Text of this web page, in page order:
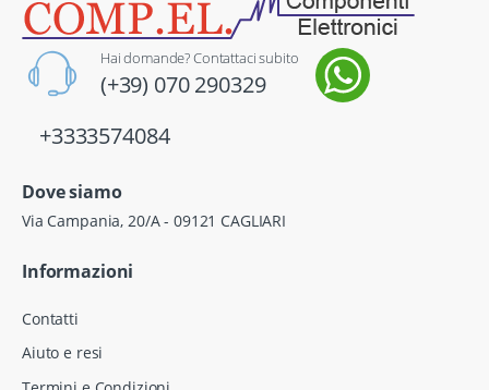
Hai domande? Contattaci subito
(+39) 070 290329
+3333574084
Dove siamo
Via Campania, 20/A - 09121 CAGLIARI
Informazioni
Contatti
Aiuto e resi